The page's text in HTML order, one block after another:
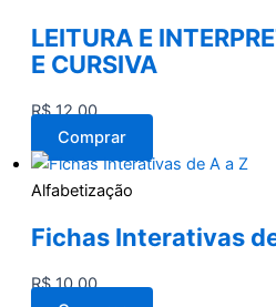
LEITURA E
E CURSIVA
R$12,00
Comprar
Alfabetização
Fichas Interativas
R$10,00